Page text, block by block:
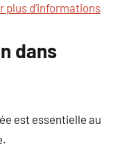
plus d’informations
dans
est essentielle au